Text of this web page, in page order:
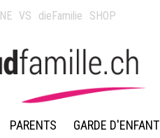
NE VS dieFamilie SHOP
PARENTS GARDE D'ENFANT